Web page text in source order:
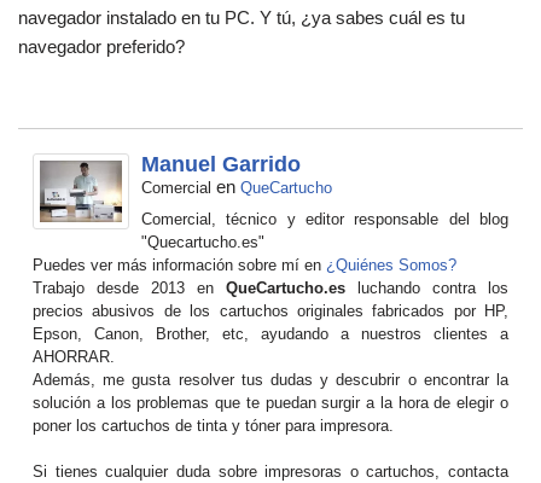
navegador instalado en tu PC. Y tú, ¿ya sabes cuál es tu
navegador preferido?
Manuel Garrido
Comercial en QueCartucho
Comercial, técnico y editor responsable del blog
"Quecartucho.es"
Puedes ver más información sobre mí en ¿Quiénes Somos?
Trabajo desde 2013 en QueCartucho.es luchando contra los
precios abusivos de los cartuchos originales fabricados por HP,
Epson, Canon, Brother, etc, ayudando a nuestros clientes a
AHORRAR.
Además, me gusta resolver tus dudas y descubrir o encontrar la
solución a los problemas que te puedan surgir a la hora de elegir o
poner los cartuchos de tinta y tóner para impresora.
Si tienes cualquier duda sobre impresoras o cartuchos, contacta